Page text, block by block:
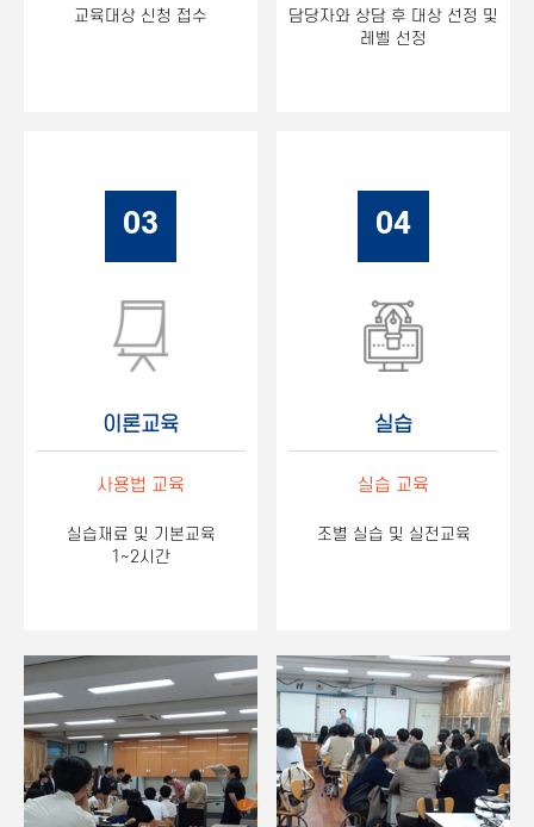
교육대상 신청 접수
담당자와 상담 후 대상 선정 및
레벨 선정
03
이론교육
사용법 교육
실습재료 및 기본교육
1~2시간
04
실습
실습 교육
조별 실습 및 실전교육